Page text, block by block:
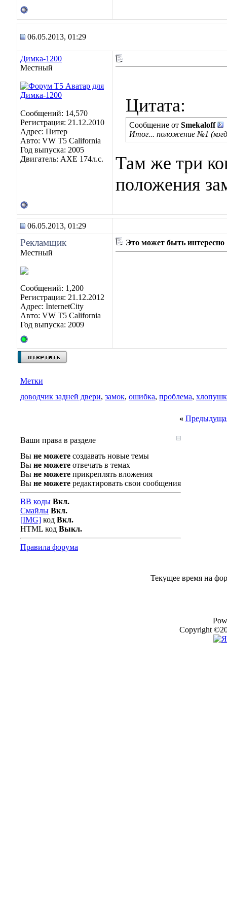
06.05.2013, 01:29
Димка-1200
Местный
Сообщений: 14,570
Регистрация: 21.12.2010
Адрес: Питер
Авто: VW T5 California
Год выпуска: 2005
Двигатель: AXE 174л.с.
Цитата:
Сообщение от Smekaloff
Итог... положение №1
Там же три
положения
06.05.2013, 01:29
Рекламщик
Местный
Сообщений: 1,200
Регистрация: 21.12.2012
Адрес: InternetCity
Авто: VW T5 California
Год выпуска: 2009
Это может быть интересно
Метки
доводчик задней двери, замок, ошибка, проблема,
«
Ваши права в разделе
Вы не можете создавать новые темы
Вы не можете отвечать в темах
Вы не можете прикреплять вложения
Вы не можете редактировать свои сообщения
BB коды Вкл.
Смайлы Вкл.
[IMG] код Вкл.
HTML код Выкл.
Правила форума
Текущее время на
Copyright